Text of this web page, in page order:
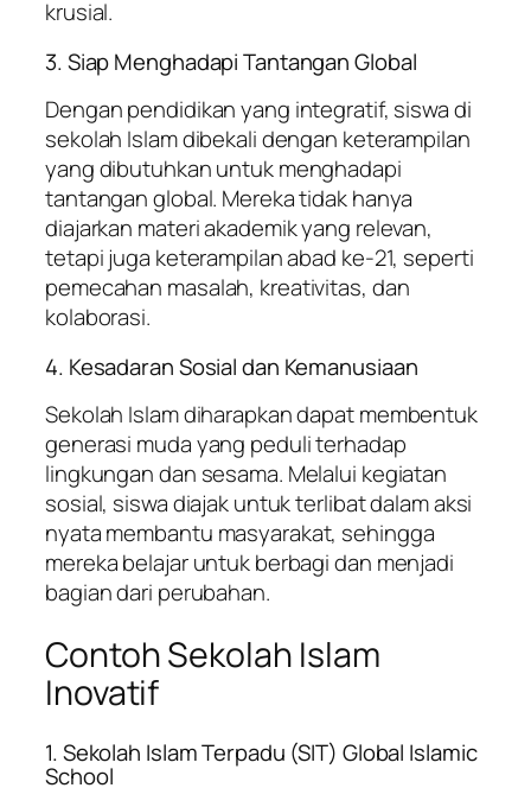
krusial.
3. Siap Menghadapi Tantangan Global
Dengan pendidikan yang integratif, siswa di
sekolah Islam dibekali dengan keterampilan
yang dibutuhkan untuk menghadapi
tantangan global. Mereka tidak hanya
diajarkan materi akademik yang relevan,
tetapi juga keterampilan abad ke-21, seperti
pemecahan masalah, kreativitas, dan
kolaborasi.
4. Kesadaran Sosial dan Kemanusiaan
Sekolah Islam diharapkan dapat membentuk
generasi muda yang peduli terhadap
lingkungan dan sesama. Melalui kegiatan
sosial, siswa diajak untuk terlibat dalam aksi
nyata membantu masyarakat, sehingga
mereka belajar untuk berbagi dan menjadi
bagian dari perubahan.
Contoh Sekolah Islam
Inovatif
1. Sekolah Islam Terpadu (SIT) Global Islamic
School